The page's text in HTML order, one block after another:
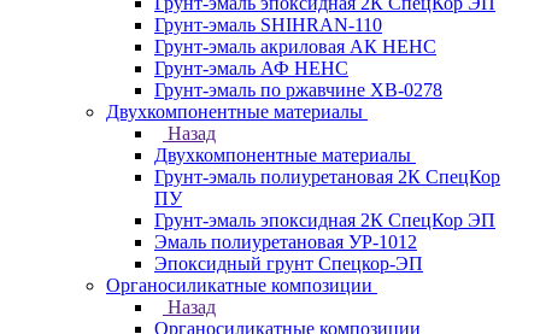
Грунт-эмаль SHIHRAN-110
Грунт-эмаль акриловая АК НЕНС
Грунт-эмаль АФ НЕНС
Грунт-эмаль по ржавчине ХВ-0278
Двухкомпонентные материалы
Назад
Двухкомпонентные материалы
Грунт-эмаль полиуретановая 2К СпецКор
ПУ
Грунт-эмаль эпоксидная 2К СпецКор ЭП
Эмаль полиуретановая УР-1012
Эпоксидный грунт Спецкор-ЭП
Органосиликатные композиции
Назад
Органосиликатные композиции